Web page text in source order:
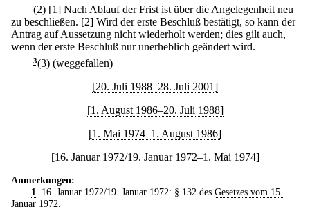
(2) [1] Nach Ablauf der Frist ist über die Angelegenheit neu
zu beschließen. [2] Wird der erste Beschluß bestätigt, so kann der
Antrag auf Aussetzung nicht wiederholt werden; dies gilt auch,
wenn der erste Beschluß nur unerheblich geändert wird.
3(3) (weggefallen)
[20. Juli 1988–28. Juli 2001]
[1. August 1986–20. Juli 1988]
[1. Mai 1974–1. August 1986]
[16. Januar 1972/19. Januar 1972–1. Mai 1974]
Anmerkungen:
1
. 16. Januar 1972/19. Januar 1972: § 132 des Gesetzes vom 15.
Januar 1972